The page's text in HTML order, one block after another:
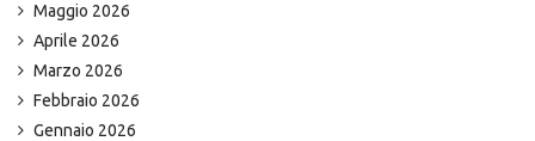
Maggio 2026
Aprile 2026
Marzo 2026
Febbraio 2026
Gennaio 2026